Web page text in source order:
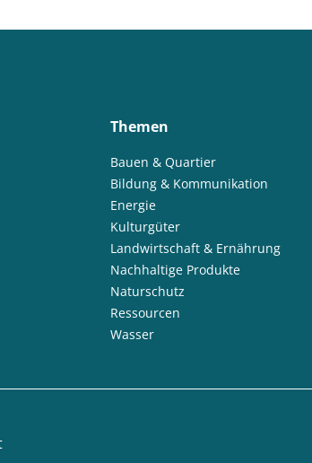
Themen
Bauen & Quartier
Bildung & Kommunikation
Energie
Kulturgüter
Landwirtschaft & Ernährung
Nachhaltige Produkte
Naturschutz
Ressourcen
Wasser